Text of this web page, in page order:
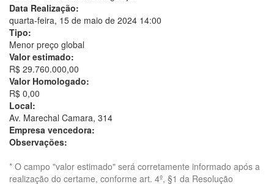
Data Realização:
quarta-feira, 15 de maio de 2024 14:00
Tipo:
Menor preço global
Valor estimado:
R$ 29.760.000,00
Valor Homologado:
R$ 0,00
Local:
Av. Marechal Camara, 314
Empresa vencedora:
Observações:
* O campo "valor estimado" será corretamente informado após a
realização do certame, conforme art. 4º, §1 da Resolução